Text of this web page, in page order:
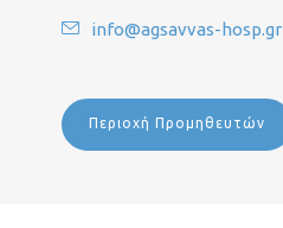
info@agsavvas-hosp.gr
Περιοχή Προμηθευτών